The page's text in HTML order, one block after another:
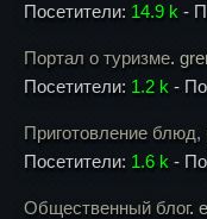
Посетители: 14.9 k -
Портал о туризме.
Посетители: 1.2 k -
Приготовление блюд,
Посетители: 1.6 k -
Общественный блог.